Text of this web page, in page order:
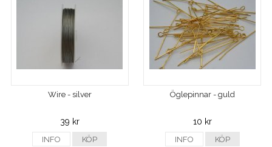
Wire - silver
39 kr
INFO KÖP
Öglepinnar - guld
10 kr
INFO KÖP